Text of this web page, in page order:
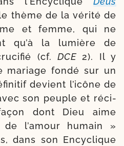
thème de la véri­té de
et femme, qui ne
qu’à la lumière de
(cf. DCE2). Il y
mariage fon­dé sur un
devient l’icône de
son peuple et réci­
dont Dieu aime
l’amour humain »
dans son Encyclique